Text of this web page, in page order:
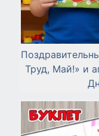
Труд, Май!» и